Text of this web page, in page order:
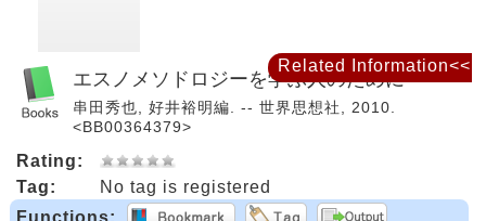
エスノメソドロジーを学ぶ人のために
串田秀也, 好井裕明編. -- 世界思想社, 2010.
<BB00364379>
Rating:
Tag:
No tag is registered
Functions:
Related Information<<